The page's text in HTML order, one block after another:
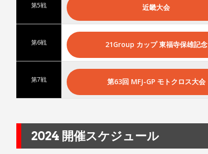
第5戦 近畿大会
第6戦 21Group カップ 東福寺保雄記念
第7戦 第63回 MFJ-GP モトクロス大会
2024 開催スケジュール